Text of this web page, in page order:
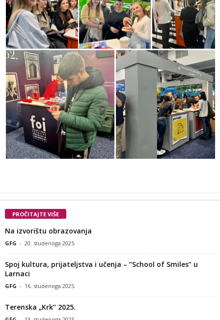
PROČITAJTE VIŠE
Na izvorištu obrazovanja
GFG - 20. studenoga 2025.
Spoj kultura, prijateljstva i učenja – “School of Smiles” u
Larnaci
GFG - 16. studenoga 2025.
Terenska „Krk“ 2025.